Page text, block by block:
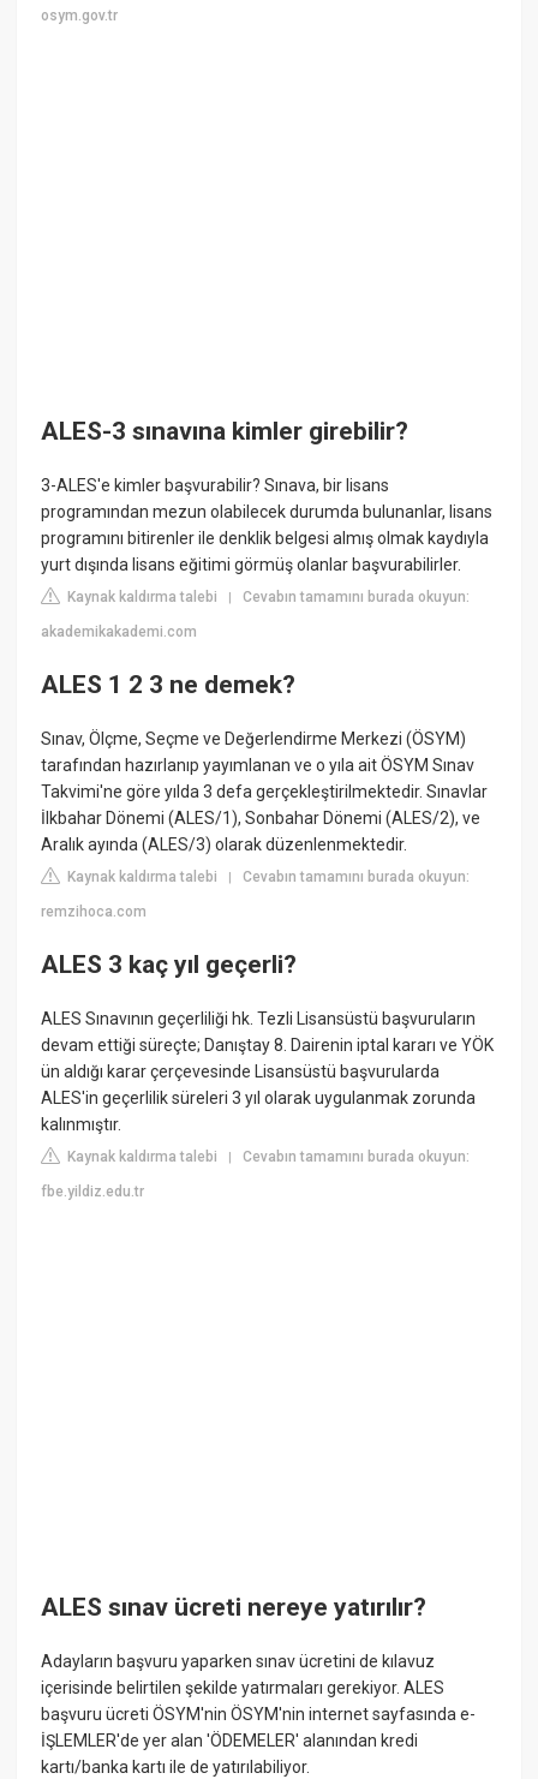
osym.gov.tr
ALES-3 sınavına kimler girebilir?
3-ALES'e kimler başvurabilir? Sınava, bir lisans
programından mezun olabilecek durumda bulunanlar, lisans
programını bitirenler ile denklik belgesi almış olmak kaydıyla
yurt dışında lisans eğitimi görmüş olanlar başvurabilirler.
Kaynak kaldırma talebi |Cevabın tamamını burada okuyun:
akademikakademi.com
ALES 1 2 3 ne demek?
Sınav, Ölçme, Seçme ve Değerlendirme Merkezi (ÖSYM)
tarafından hazırlanıp yayımlanan ve o yıla ait ÖSYM Sınav
Takvimi'ne göre yılda 3 defa gerçekleştirilmektedir. Sınavlar
İlkbahar Dönemi (ALES/1), Sonbahar Dönemi (ALES/2), ve
Aralık ayında (ALES/3) olarak düzenlenmektedir.
Kaynak kaldırma talebi |Cevabın tamamını burada okuyun:
remzihoca.com
ALES 3 kaç yıl geçerli?
ALES Sınavının geçerliliği hk. Tezli Lisansüstü başvuruların
devam ettiği süreçte; Danıştay 8. Dairenin iptal kararı ve YÖK
ün aldığı karar çerçevesinde Lisansüstü başvurularda
ALES'in geçerlilik süreleri 3 yıl olarak uygulanmak zorunda
kalınmıştır.
Kaynak kaldırma talebi |Cevabın tamamını burada okuyun:
fbe.yildiz.edu.tr
ALES sınav ücreti nereye yatırılır?
Adayların başvuru yaparken sınav ücretini de kılavuz
içerisinde belirtilen şekilde yatırmaları gerekiyor. ALES
başvuru ücreti ÖSYM'nin ÖSYM'nin internet sayfasında e-
İŞLEMLER'de yer alan 'ÖDEMELER' alanından kredi
kartı/banka kartı ile de yatırılabiliyor.